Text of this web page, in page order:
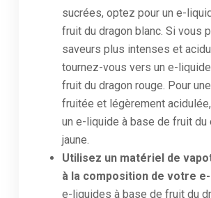
sucrées, optez pour un e-
fruit du dragon blanc. Si vous
saveurs plus intenses et
tournez-vous vers un e-
fruit du dragon rouge. Pour
fruitée et légèrement
un e-liquide à base de fruit du
jaune.
Utilisez un matériel de
à la composition de votre
e-liquides à base de fruit du